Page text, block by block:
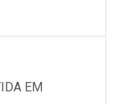
EM